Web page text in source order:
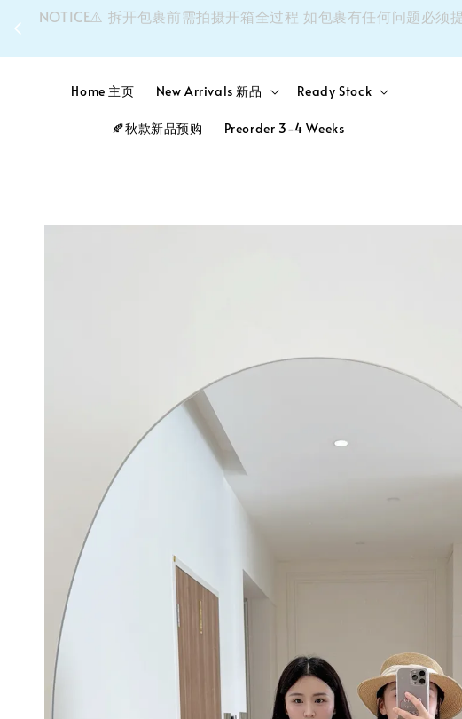
NOTICE⚠️ 拆开包裹前需拍摄开箱全过程 如包裹有任何问题必
Home 主页 New Arrivals 新品 Ready Stock
🍂秋款新品预购 Preorder 3-4 Weeks